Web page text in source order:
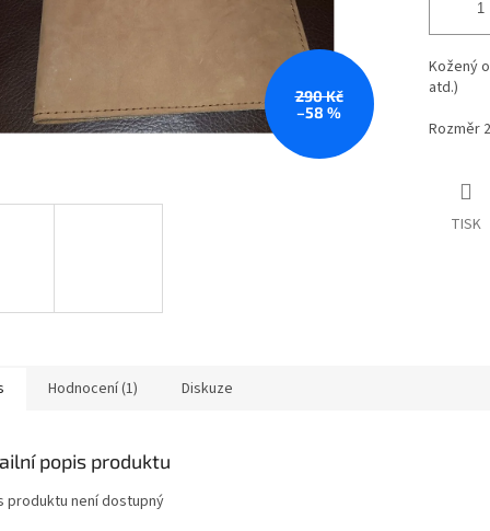
290 Kč
–58 %
Kožený
atd.)
Rozměr
TISK
Hodnocení (1) Diskuze
popis produktu
produktu není dostupný